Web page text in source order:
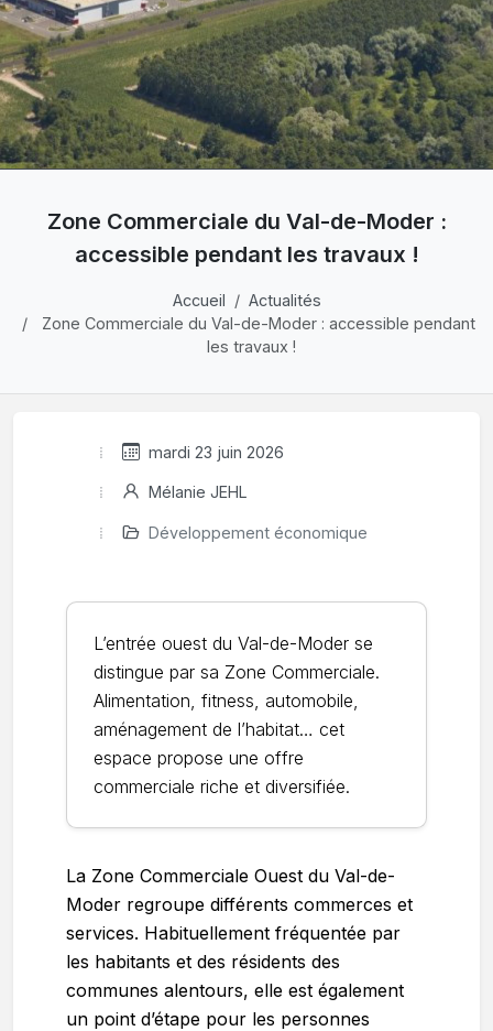
Zone Commerciale du Val-de-Moder :
accessible pendant les travaux !
Accueil
Actualités
Zone Commerciale du Val-de-Moder : accessible pendant
les travaux !
mardi 23 juin 2026
Mélanie JEHL
Développement économique
L’entrée ouest du Val-de-Moder se
distingue par sa Zone Commerciale.
Alimentation, fitness, automobile,
aménagement de l’habitat… cet
espace propose une offre
commerciale riche et diversifiée.
La Zone Commerciale Ouest du Val-de-
Moder regroupe différents commerces et
services. Habituellement fréquentée par
les habitants et des résidents des
communes alentours, elle est également
un point d’étape pour les personnes